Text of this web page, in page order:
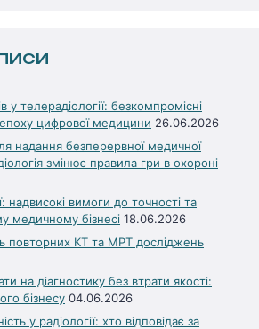
у телерадіології: безкомпромісні
цифрової медицини 26.06.2026
надання безперервної медичної
змінює правила гри в охороні
надвисокі вимоги до точності та
медичному бізнесі 18.06.2026
повторних КТ та МРТ досліджень
на діагностику без втрати якості:
бізнесу 04.06.2026
у радіології: хто відповідає за